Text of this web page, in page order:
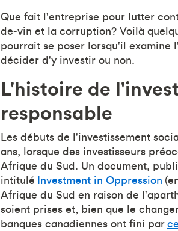
Que fait l'entreprise pour lutter
de-vin et la corruption? Voilà
pourrait se poser lorsqu'il
décider d'y investir ou non.
L'histoire de
responsable
Les débuts de l'investissement
ans, lorsque des investisseurs
Afrique du Sud. Un document,
intitulé Investment in Oppression
Afrique du Sud en raison de
soient prises et, bien que le
banques canadiennes ont fini par